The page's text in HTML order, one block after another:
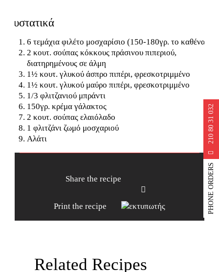
Συστατικά
6 τεμάχια φιλέτο μοσχαρίσιο (150-180γρ. το καθένα)
2 κουτ. σούπας κόκκους πράσινου πιπεριού,
διατηρημένους σε άλμη
1½ κουτ. γλυκού άσπρο πιπέρι, φρεσκοτριμμένο
1½ κουτ. γλυκού μαύρο πιπέρι, φρεσκοτριμμένο
1/3 φλιτζανιού μπράντι
150γρ. κρέμα γάλακτος
2 κουτ. σούπας ελαιόλαδο
1 φλιτζάνι ζωμό μοσχαριού
Αλάτι
Share the recipe
Facebook
Print the recipe
Related Recipes
PHONE ORDERS
210 80 31 032